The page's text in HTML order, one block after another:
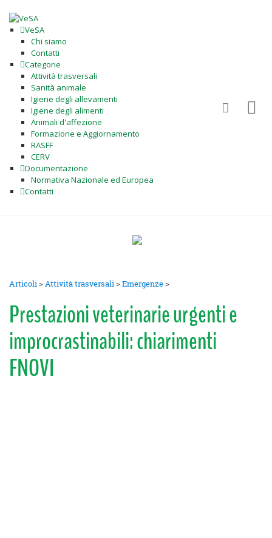
VeSA
Chi siamo
Contatti
Categorie
Attività trasversali
Sanità animale
Igiene degli allevamenti
Igiene degli alimenti
Animali d'affezione
Formazione e Aggiornamento
RASFF
CERV
Documentazione
Normativa Nazionale ed Europea
Contatti
Articoli>Attività trasversali>Emergenze>
Prestazioni veterinarie urgenti e
improcrastinabili: chiarimenti
FNOVI